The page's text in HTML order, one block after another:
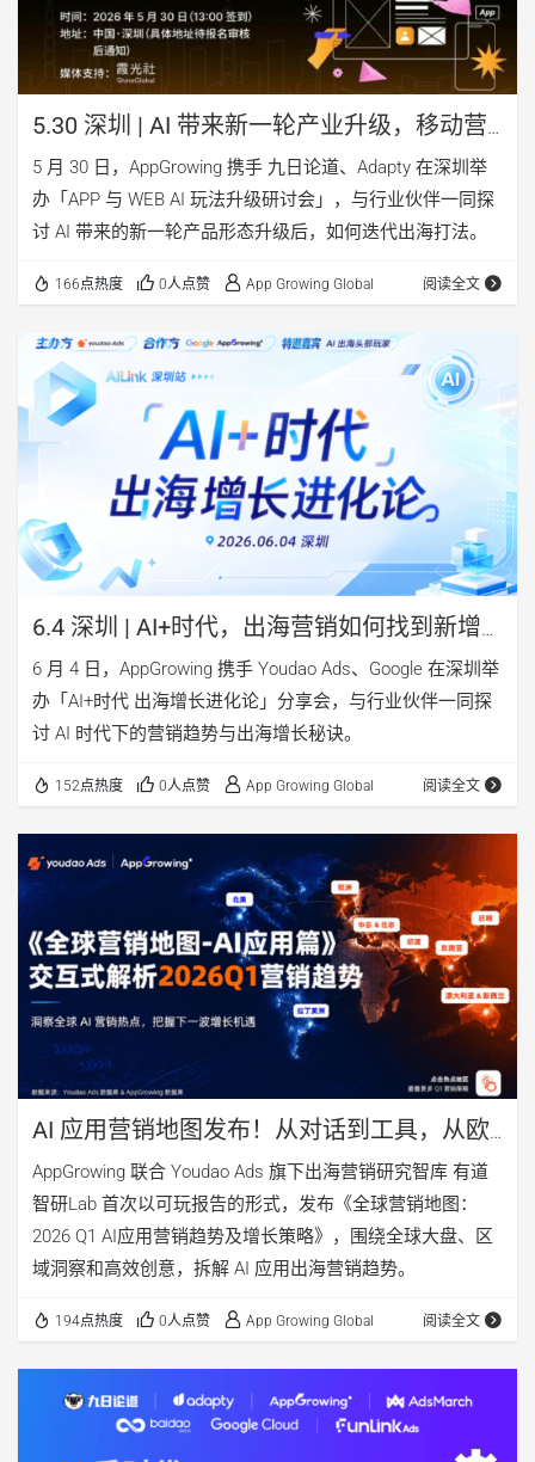
5.30 深圳 | AI 带来新一轮产业升级，移动营
销如何破局？
5 月 30 日，AppGrowing 携手 九日论道、Adapty 在深圳举
办「APP 与 WEB AI 玩法升级研讨会」，与行业伙伴一同探
讨 AI 带来的新一轮产品形态升级后，如何迭代出海打法。
166点热度 0人点赞 App Growing Global 阅读全文
6.4 深圳 | AI+时代，出海营销如何找到新增
量？
6 月 4 日，AppGrowing 携手 Youdao Ads、Google 在深圳举
办「AI+时代 出海增长进化论」分享会，与行业伙伴一同探
讨 AI 时代下的营销趋势与出海增长秘诀。
152点热度 0人点赞 App Growing Global 阅读全文
AI 应用营销地图发布！从对话到工具，从欧
美到东南亚，你的下一站该去哪？
AppGrowing 联合 Youdao Ads 旗下出海营销研究智库 有道
智研Lab 首次以可玩报告的形式，发布《全球营销地图：
2026 Q1 AI应用营销趋势及增长策略》，围绕全球大盘、区
域洞察和高效创意，拆解 AI 应用出海营销趋势。
194点热度 0人点赞 App Growing Global 阅读全文